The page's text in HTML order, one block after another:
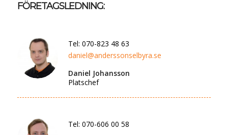
FÖRETAGSLEDNING:
Tel: 070-823 48 63
daniel@anderssonselbyra.se
Daniel Johansson
Platschef
Tel: 070-606 00 58